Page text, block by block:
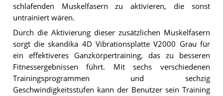
schlafenden Muskelfasern zu aktivieren, die sonst
untrainiert wären.
Durch die Aktivierung dieser zusätzlichen Muskelfasern
sorgt die skandika 4D Vibrationsplatte V2000 Grau für
ein effektiveres Ganzkörpertraining, das zu besseren
Fitnessergebnissen führt. Mit sechs verschiedenen
Trainingsprogrammen und sechzig
Geschwindigkeitsstufen kann der Benutzer sein Training